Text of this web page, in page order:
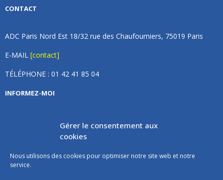
Gérer le consentement aux
cookies
Nous utilisons des cookies pour optimiser notre site web et notre
service.
CONTACT
ADC Paris Nord Est 18/32 rue des Chaufourniers, 75019 Paris
E-MAIL [contact]
TÉLÉPHONE : 01 42 41 85 04
INFORMEZ-MOI
Inscrivez vous à notre newsletter et recevez une fois par
mois de nos nouvelles, aucun spam (on promet).